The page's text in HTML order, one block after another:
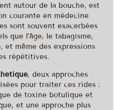
autour de la bouche, est
courante en médecine
sont souvent exacerbées
que l’âge, le tabagisme,
et même des expressions
répétitives.
, deux approches
pour traiter ces rides :
de toxine botulique et
et une approche plus